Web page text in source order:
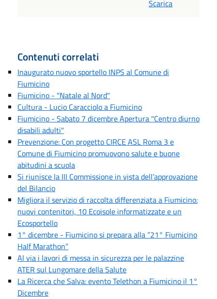
Scarica
Contenuti correlati
Inaugurato nuovo sportello INPS al Comune di
Fiumicino
Fiumicino - "Natale al Nord"
Cultura - Lucio Caracciolo a Fiumicino
Fiumicino - Sabato 7 dicembre Apertura "Centro diurno
disabili adulti"
Prevenzione: Con progetto CIRCE ASL Roma 3 e
Comune di Fiumicino promuovono salute e buone
abitudini a scuola
Si riunisce la III Commissione in vista dell’approvazione
del Bilancio
Migliora il servizio di raccolta differenziata a Fiumicino:
nuovi contenitori, 10 Ecoisole informatizzate e un
Ecosportello
1° dicembre - Fiumicino si prepara alla “21° Fiumicino
Half Marathon”
Al via i lavori di messa in sicurezza per le palazzine
ATER sul Lungomare della Salute
La Ricerca che Salva: evento Telethon a Fiumicino il 1°
Dicembre